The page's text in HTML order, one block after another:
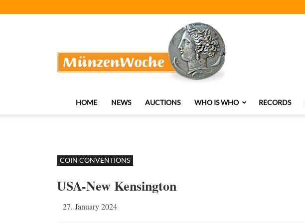
HOME NEWS AUCTIONS WHO IS WHO RECORDS
COIN CONVENTIONS
USA-New Kensington
27. January 2024